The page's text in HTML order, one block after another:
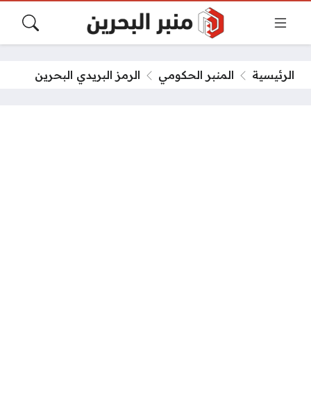
الرئيسية المنبر الحكومي الرمز البريدي البحرين